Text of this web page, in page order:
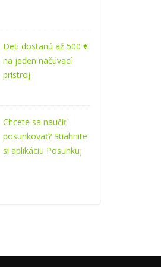
Deti dostanú až 500 €
na jeden načúvací
prístroj
Chcete sa naučiť
posunkovať? Stiahnite
si aplikáciu Posunkuj